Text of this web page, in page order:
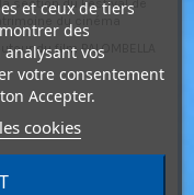
du cinéma
du film PALOMBELLA
et ceux de tiers
des
vos
votre consentement
Accepter.
cookies